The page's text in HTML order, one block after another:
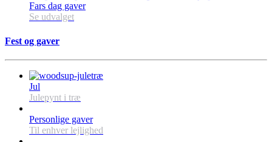
Fars dag gaver
Se udvalget
Fest og gaver
Jul
Julepynt i træ
Personlige gaver
Til enhver lejlighed